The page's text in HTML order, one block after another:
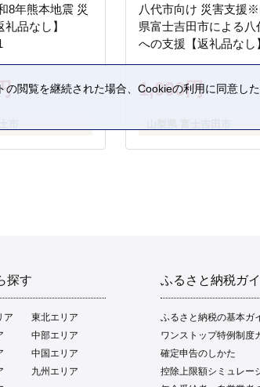
8年熊本地震 災
品なし】
八代市向け 災害支援
県富士吉田市による八
への支援【返礼品なし
1,000円
探す
ア
東北エリア
中部エリア
中国エリア
九州エリア
ふるさと納税ガ
ふるさと納税の基本ガ
ワンストップ特例制度
確定申告のしかた
控除上限額シミュレー
閲覧を継続された場合、Cookieの利用に同意した